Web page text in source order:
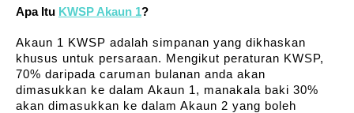
Apa Itu KWSP Akaun 1?
Akaun 1 KWSP adalah simpanan yang dikhaskan
khusus untuk persaraan. Mengikut peraturan KWSP,
70% daripada caruman bulanan anda akan
dimasukkan ke dalam Akaun 1, manakala baki 30%
akan dimasukkan ke dalam Akaun 2 yang boleh